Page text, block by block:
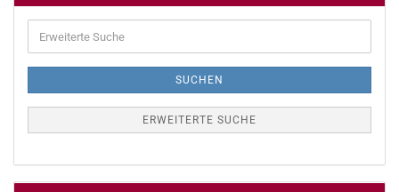
Suche
SUCHEN
ERWEITERTE SUCHE